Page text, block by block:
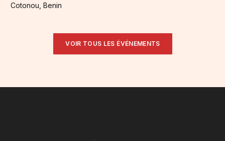
Cotonou, Benin
VOIR TOUS LES ÉVÉNEMENTS